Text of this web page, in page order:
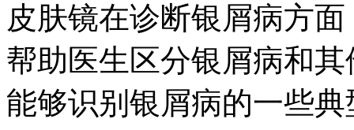
皮肤镜在诊断银屑病方
帮助医生区分银屑病和
能够识别银屑病的一些